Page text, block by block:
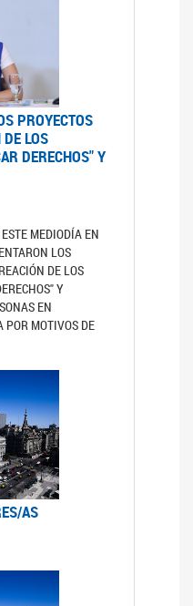
PROYECTOS
LOS
DERECHOS" Y
MEDIODÍA EN
LOS
DE LOS
Y
EN
POR MOTIVOS DE
AS